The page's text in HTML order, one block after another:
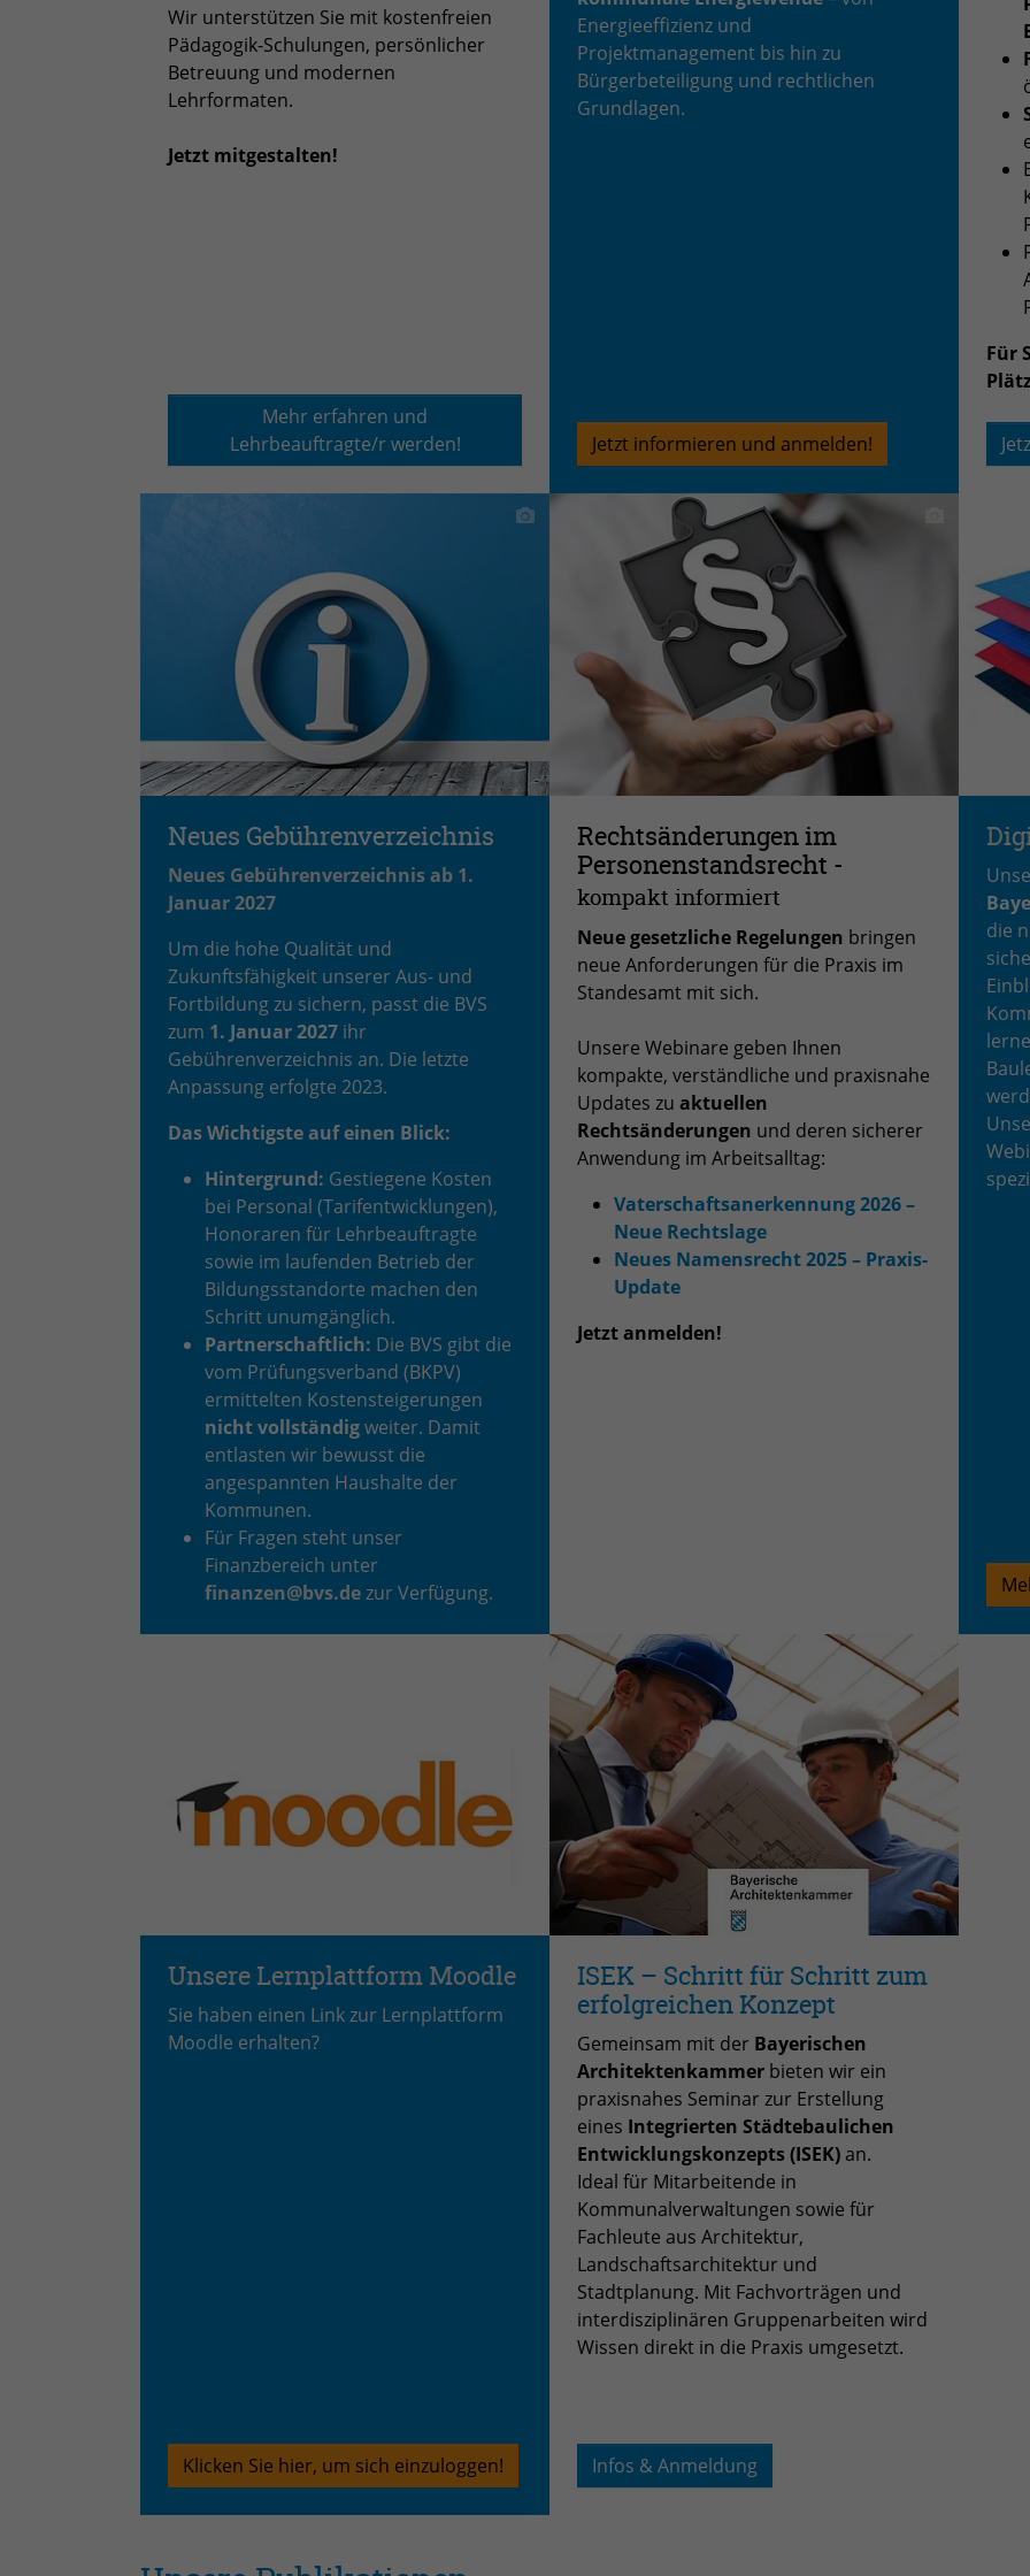
Wir unterstützen Sie mit kostenfreien
Pädagogik-Schulungen, persönlicher
Betreuung und modernen
Lehrformaten.
Jetzt mitgestalten!
Mehr erfahren und
Lehrbeauftragte/r werden!
Energieeffizienz und
Projektmanagement bis hin zu
Bürgerbeteiligung und rechtlichen
Grundlagen.
Jetzt informieren und anmelden!
Für
Neues Gebührenverzeichnis
Neues Gebührenverzeichnis ab 1.
Januar 2027
Um die hohe Qualität und
Zukunftsfähigkeit unserer Aus- und
Fortbildung zu sichern, passt die BVS
zum 1. Januar 2027 ihr
Gebührenverzeichnis an. Die letzte
Anpassung erfolgte 2023.
Das Wichtigste auf einen Blick:
Hintergrund: Gestiegene Kosten
bei Personal (Tarifentwicklungen),
Honoraren für Lehrbeauftragte
sowie im laufenden Betrieb der
Bildungsstandorte machen den
Schritt unumgänglich.
Partnerschaftlich: Die BVS gibt die
vom Prüfungsverband (BKPV)
ermittelten Kostensteigerungen
nicht vollständigweiter. Damit
entlasten wir bewusst die
angespannten Haushalte der
Kommunen.
Für Fragen steht unser
Finanzbereich unter
finanzen@bvs.dezur Verfügung.
Rechtsänderungen im
Personenstandsrecht -
kompakt informiert
Neue gesetzliche Regelungen bringen
neue Anforderungen für die Praxis im
Standesamt mit sich.
Unsere Webinare geben Ihnen
kompakte, verständliche und praxisnahe
Updates zu aktuellen
Rechtsänderungen und deren sicherer
Anwendung im Arbeitsalltag:
Vaterschaftsanerkennung 2026 –
Neue Rechtslage
Neues Namensrecht 2025 – Praxis-
Update
Jetzt anmelden!
die
Unsere Lernplattform Moodle
Sie haben einen Link zur Lernplattform
Moodle erhalten?
Klicken Sie hier, um sich einzuloggen!
ISEK – Schritt für Schritt zum
erfolgreichen Konzept
Gemeinsam mit der Bayerischen
Architektenkammer bieten wir ein
praxisnahes Seminar zur Erstellung
eines Integrierten Städtebaulichen
Entwicklungskonzepts (ISEK)an.
Ideal für Mitarbeitende in
Kommunalverwaltungen sowie für
Fachleute aus Architektur,
Landschaftsarchitektur und
Stadtplanung. Mit Fachvorträgen und
interdisziplinären Gruppenarbeiten wird
Wissen direkt in die Praxis umgesetzt.
Infos & Anmeldung
Zweck Login geschlossener Bereich
be_lastLoginProvider
Admin-Login Redaktionssystem
Name PHPSESSID
PHP
Session
Zweck Betrieb TYPO3